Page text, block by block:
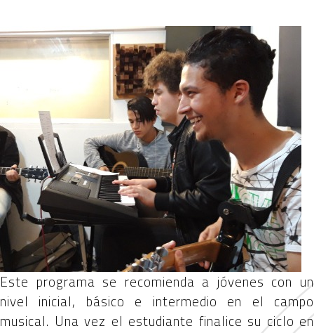
Este programa se recomienda a jóvenes con un
nivel inicial, básico e intermedio en el campo
musical. Una vez el estudiante finalice su ciclo en